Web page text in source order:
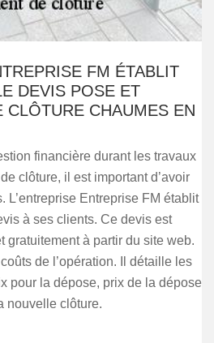
FM ÉTABLIT
DEVIS POSE ET
CLÔTURE CHAUMES EN
financière durant les travaux
clôture, il est important d’avoir
L’entreprise Entreprise FM établit
à ses clients. Ce devis est
gratuitement à partir du site web.
de l’opération. Il détaille les
pour la dépose, prix de la dépose
nouvelle clôture.